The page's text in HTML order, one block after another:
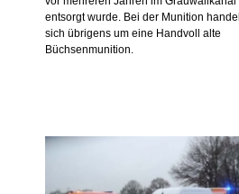
entsorgt wurde. Bei der Munition
sich übrigens um eine Handvoll alte
Büchsenmunition.